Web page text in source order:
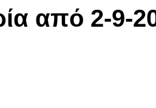
από 2-9-